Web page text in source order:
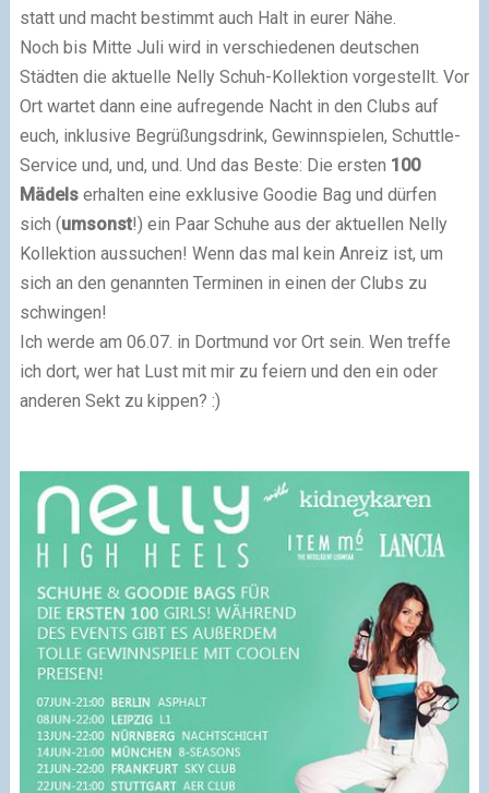
statt und macht bestimmt auch Halt in eurer Nähe.
Noch bis Mitte Juli wird in verschiedenen deutschen
Städten die aktuelle Nelly Schuh-Kollektion vorgestellt. Vor
Ort wartet dann eine aufregende Nacht in den Clubs auf
euch, inklusive Begrüßungsdrink, Gewinnspielen, Schuttle-
Service und, und, und. Und das Beste: Die ersten 100
Mädelserhalten eine exklusive Goodie Bag und dürfen
sich (umsonst!) ein Paar Schuhe aus der aktuellen Nelly
Kollektion aussuchen! Wenn das mal kein Anreiz ist, um
sich an den genannten Terminen in einen der Clubs zu
schwingen!
Ich werde am 06.07. in Dortmund vor Ort sein. Wen treffe
ich dort, wer hat Lust mit mir zu feiern und den ein oder
anderen Sekt zu kippen? :)